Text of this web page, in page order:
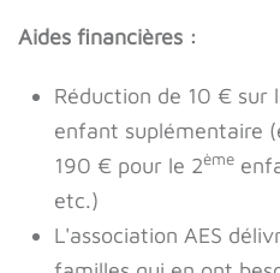
Aides financières :
Réduction de 10 € sur
enfant suplémentaire
190 € pour le 2ème
etc.)
L'association AES